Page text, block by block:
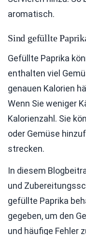
aromatisch.
Sind gefüllte
Gefüllte Paprika
enthalten viel
genauen Kalorien
Wenn Sie weniger
Kalorienzahl. Sie
oder Gemüse
strecken.
In diesem
und
gefüllte Paprika
gegeben, um den
und häufige Fehler